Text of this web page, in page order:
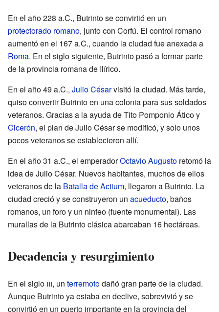
En el año 228 a.C., Butrinto se convirtió en un
protectorado romano, junto con Corfú. El control romano
aumentó en el 167 a.C., cuando la ciudad fue anexada a
Roma. En el siglo siguiente, Butrinto pasó a formar parte
de la provincia romana de Ilírico.
En el año 49 a.C., Julio Césarvisitó la ciudad. Más tarde,
quiso convertir Butrinto en una colonia para sus soldados
veteranos. Gracias a la ayuda de Tito Pomponio Ático y
Cicerón, el plan de Julio César se modificó, y solo unos
pocos veteranos se establecieron allí.
En el año 31 a.C., el emperadorOctavio Augusto retomó la
idea de Julio César. Nuevos habitantes, muchos de ellos
veteranos de la Batalla de Actium, llegaron a Butrinto. La
ciudad creció y se construyeron un acueducto, baños
romanos, un foro y un ninfeo (fuente monumental). Las
murallas de la Butrinto clásica abarcaban 16 hectáreas.
Decadencia y resurgimiento
En el siglo iii, un terremotodañó gran parte de la ciudad.
Aunque Butrinto ya estaba en declive, sobrevivió y se
convirtió en un puerto importante en la provincia del